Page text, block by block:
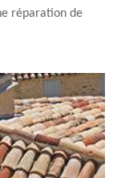
réparation de